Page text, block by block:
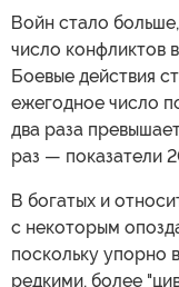
Войн стало
число конфликтов
Боевые действия
ежегодное число
два раза
раз — показатели
В богатых и
с некоторым
поскольку упорно
редкими, более